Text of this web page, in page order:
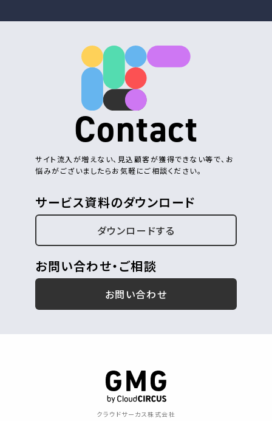
Contact
サイト流入が増えない、見込顧客が獲得できない等で、お
悩みがございましたらお気軽にご相談ください。
サービス資料のダウンロード
ダウンロードする
お問い合わせ・ご相談
お問い合わせ
クラウドサーカス株式会社